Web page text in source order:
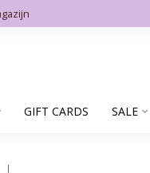
GIFT CARDS SALE